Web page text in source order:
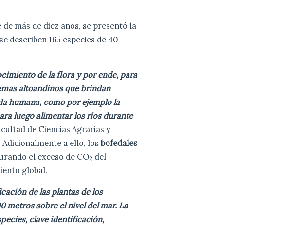
más de diez años, se presentó la
describen 165 especies de 40
de la flora y por ende, para
altoandinos que brindan
humana, como por ejemplo la
luego alimentar los ríos durante
de Ciencias Agrarias y
Adicionalmente a ello, losbofedales
el exceso de CO2 del
global.
de las plantas de los
metros sobre el nivel del mar. La
clave identificación,